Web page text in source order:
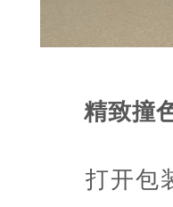
精致撞
打开包装